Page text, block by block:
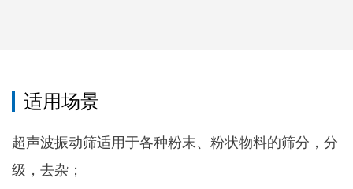
适用场景
超声波振动筛适用于各种粉末、粉状物料的筛分，分
级，去杂；